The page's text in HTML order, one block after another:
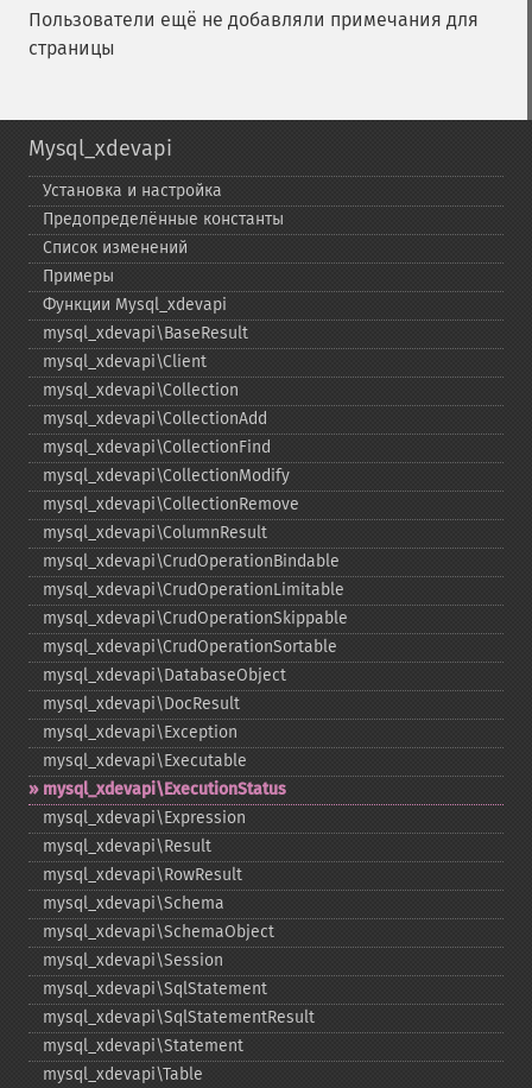
Пользователи ещё не добавляли примечания для
страницы
Mysql_xdevapi
Установка и настройка
Предопределённые константы
Список изменений
Примеры
Функции Mysql_​xdevapi
mysql_​xdevapi\BaseResult
mysql_​xdevapi\Client
mysql_​xdevapi\Collection
mysql_​xdevapi\CollectionAdd
mysql_​xdevapi\CollectionFind
mysql_​xdevapi\CollectionModify
mysql_​xdevapi\CollectionRemove
mysql_​xdevapi\ColumnResult
mysql_​xdevapi\CrudOperationBindable
mysql_​xdevapi\CrudOperationLimitable
mysql_​xdevapi\CrudOperationSkippable
mysql_​xdevapi\CrudOperationSortable
mysql_​xdevapi\DatabaseObject
mysql_​xdevapi\DocResult
mysql_​xdevapi\Exception
mysql_​xdevapi\Executable
mysql_​xdevapi\ExecutionStatus
mysql_​xdevapi\Expression
mysql_​xdevapi\Result
mysql_​xdevapi\RowResult
mysql_​xdevapi\Schema
mysql_​xdevapi\SchemaObject
mysql_​xdevapi\Session
mysql_​xdevapi\SqlStatement
mysql_​xdevapi\SqlStatementResult
mysql_​xdevapi\Statement
mysql_​xdevapi\Table